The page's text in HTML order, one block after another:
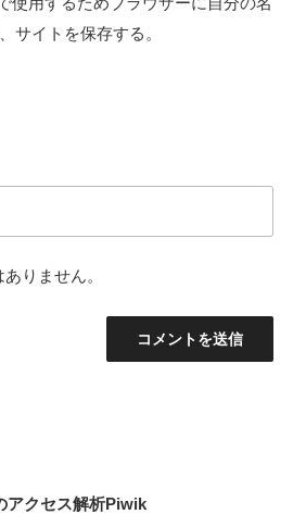
サイトを保存する。
りません。
アクセス解析Piwik